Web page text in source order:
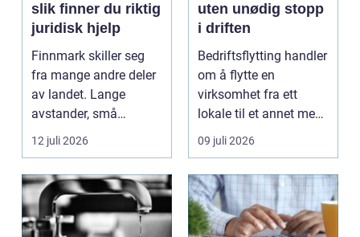
slik finner du riktig
juridisk hjelp
Finnmark skiller seg
fra mange andre deler
av landet. Lange
avstander, små
lokalsamfunn, sterk
tilkn...
12 juli 2026
uten unødig stopp
i driften
Bedriftsflytting handler
om å flytte en
virksomhet fra ett
lokale til et annet med
minst mulig...
09 juli 2026